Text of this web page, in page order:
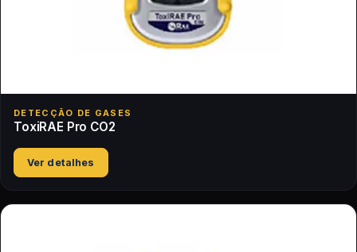
DETECÇÃO DE GASES
ToxiRAE Pro CO2
Ver detalhes